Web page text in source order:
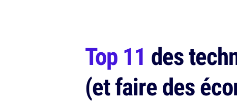
Top 11 des
(et faire des